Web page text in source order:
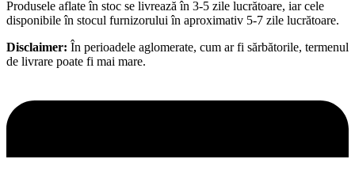
Produsele aflate în stoc se livrează în 3-5 zile lucrătoare, iar cele
disponibile în stocul furnizorului în aproximativ 5-7 zile lucrătoare.
Disclaimer: În perioadele aglomerate, cum ar fi sărbătorile, termenul
de livrare poate fi mai mare.